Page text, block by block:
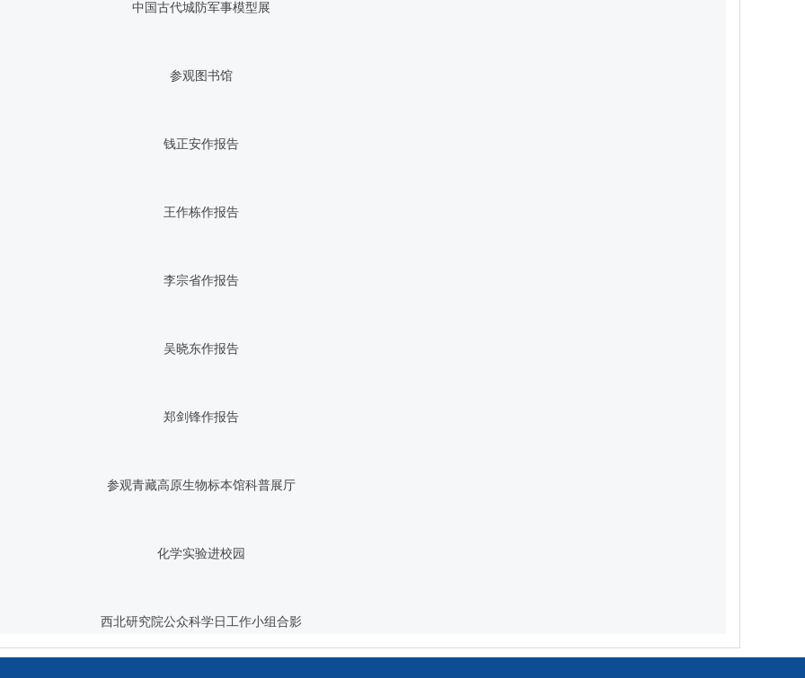
中国古代城防军事模型展
参观图书馆
钱正安作报告
王作栋作报告
李宗省作报告
吴晓东作报告
郑剑锋作报告
参观青藏高原生物标本馆科普展厅
化学实验进校园
西北研究院公众科学日工作小组合影